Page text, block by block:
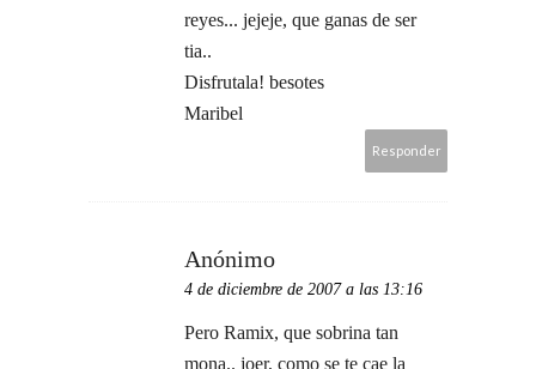
reyes... jejeje, que ganas de ser
tia..
Disfrutala! besotes
Maribel
Responder
Anónimo
4 de diciembre de 2007 a las 13:16
Pero Ramix, que sobrina tan
mona.. joer, como se te cae la